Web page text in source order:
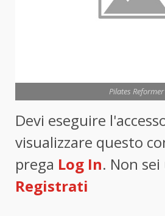
Pilates Reformer
Devi eseguire
visualizzare questo
prega Log In. Non
Registrati